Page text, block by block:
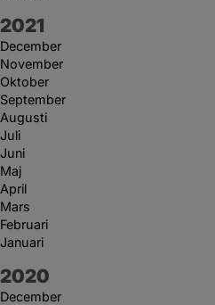
År:
2021
December
November
Oktober
September
Augusti
Juli
Juni
Maj
April
Mars
Februari
Januari
År:
2020
December